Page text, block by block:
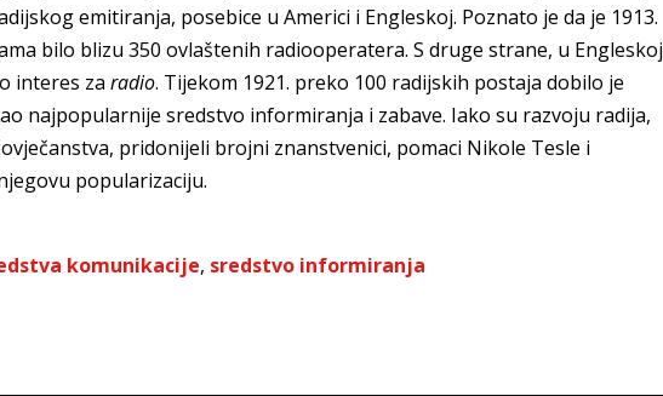
emitiranja, posebice u Americi i Engleskoj. Poznato je da je 1913.
bilo blizu 350 ovlaštenih radiooperatera. S druge strane, u Engleskoj
interes za radio. Tijekom 1921. preko 100 radijskih postaja dobilo je
najpopularnije sredstvo informiranja i zabave. Iako su razvoju radija,
pridonijeli brojni znanstvenici, pomaci Nikole Tesle i
popularizaciju.
komunikacije, sredstvo informiranja